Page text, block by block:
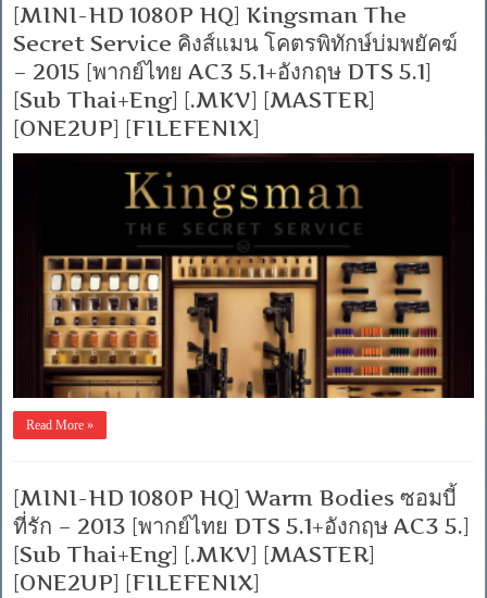
[MINI-HD 1080P HQ] Kingsman The
Secret Service คิงส์แมน โคตรพิทักษ์บ่มพยัคฆ์
– 2015 [พากย์ไทย AC3 5.1+อังกฤษ DTS 5.1]
[Sub Thai+Eng] [.MKV] [MASTER]
[ONE2UP] [FILEFENIX]
Read More »
[MINI-HD 1080P HQ] Warm Bodies ซอมบี้
ที่รัก – 2013 [พากย์ไทย DTS 5.1+อังกฤษ AC3 5.]
[Sub Thai+Eng] [.MKV] [MASTER]
[ONE2UP] [FILEFENIX]